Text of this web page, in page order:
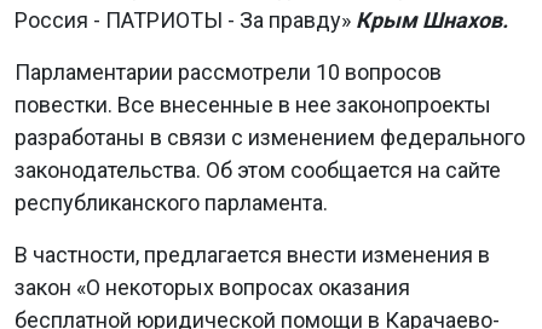
Россия - ПАТРИОТЫ - За правду» Крым Шнахов.
Парламентарии рассмотрели 10 вопросов
повестки. Все внесенные в нее законопроекты
разработаны в связи с изменением федерального
законодательства. Об этом сообщается на сайте
республиканского парламента.
В частности, предлагается внести изменения в
закон «О некоторых вопросах оказания
бесплатной юридической помощи в Карачаево-